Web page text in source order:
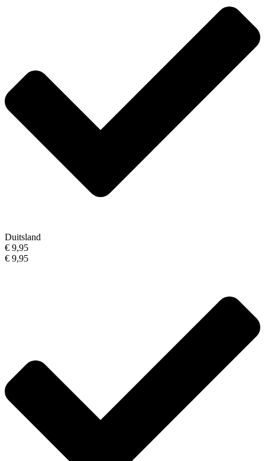
Duitsland
€ 9,95
€ 9,95